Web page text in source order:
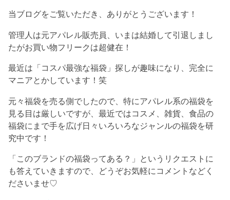
当ブログをご覧いただき、ありがとうございます！
管理人は元アパレル販売員、いまは結婚して引退しまし
たがお買い物フリークは超健在！
最近は「コスパ最強な福袋」探しが趣味になり、完全に
マニアとかしています！笑
元々福袋を売る側でしたので、特にアパレル系の福袋を
見る目は厳しいですが、最近ではコスメ、雑貨、食品の
福袋にまで手を広げ日々いろいろなジャンルの福袋を研
究中です！
「このブランドの福袋ってある？」というリクエストに
も答えていきますので、どうぞお気軽にコメントなどく
ださいませ♡